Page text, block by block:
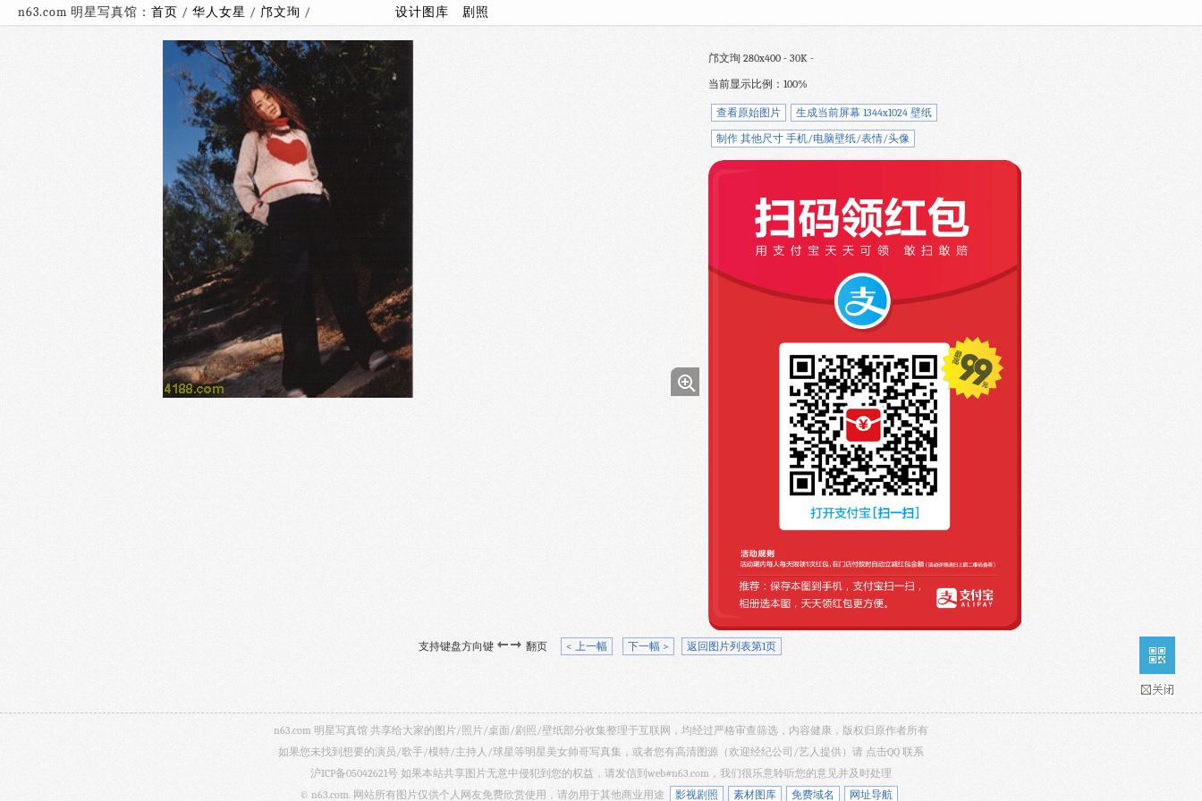
n63.com 明星写真馆： 首页 / 华人女星 / 邝文珣 / 设计图库 剧照
邝文珣 280x400 - 30K -
当前显示比例：100%
查看原始图片 生成当前屏幕 1344x1024 壁纸
制作 其他尺寸 手机/电脑壁纸/表情/头像
支持键盘方向键 翻页 < 上一幅 下一幅 > 返回图片列表第1页
n63.com 明星写真馆 共享给大家的图片/照片/桌面/剧照/壁纸部分收集整理于互联网，均经过严格审查筛选，内容健康，版权归原作者所有
如果您未找到想要的演员/歌手/模特/主持人/球星等明星美女帅哥写真集，或者您有高清图源（欢迎经纪公司/艺人提供）请 点击QQ 联系
沪ICP备05042621号 如果本站共享图片无意中侵犯到您的权益，请发信到web#n63.com，我们很乐意聆听您的意见并及时处理
© n63.com. 网站所有图片仅供个人网友免费欣赏使用，请勿用于其他商业用途
影视剧照 素材图库 免费域名 网址导航